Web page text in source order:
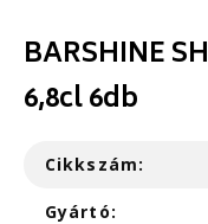
BARSHINE
6,8cl 6db
Cikkszám:
Gyártó: